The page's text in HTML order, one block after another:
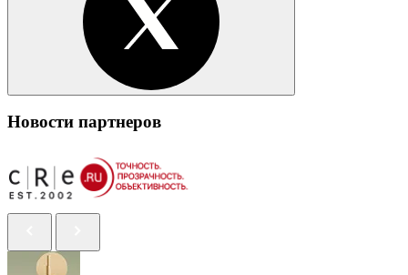
Новости партнеров